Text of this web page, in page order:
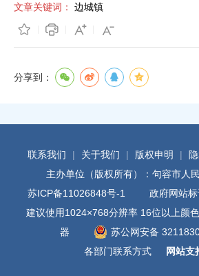
文章关键词： 边城镇
分享到：
联系我们 | 关于我们 | 版权申明 |
主办单位（版权所有）：句容市
苏ICP备11026848号-1
政府网站标
建议使用1024×768分辨率 16位以上颜
器
苏公网安备
各部门联系方式
网站支